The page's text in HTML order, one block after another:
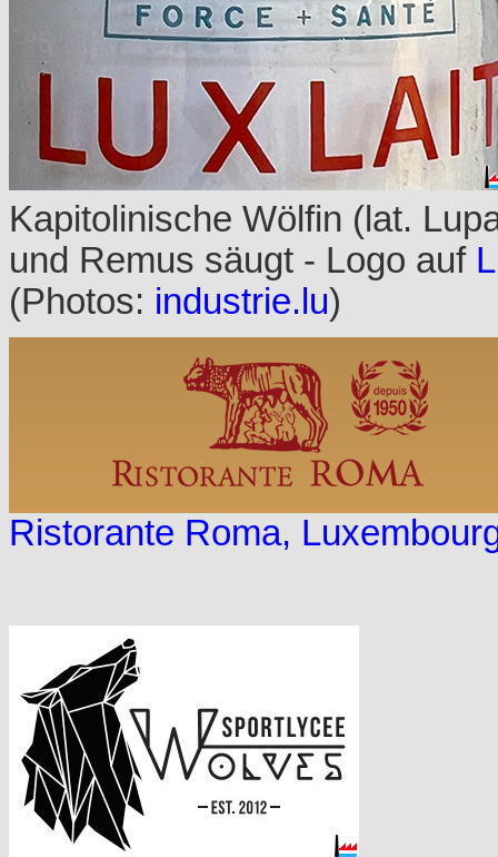
Kapitolinische Wölfin (lat.
und Remus säugt - Logo auf
(Photos: industrie.lu)
Ristorante Roma,